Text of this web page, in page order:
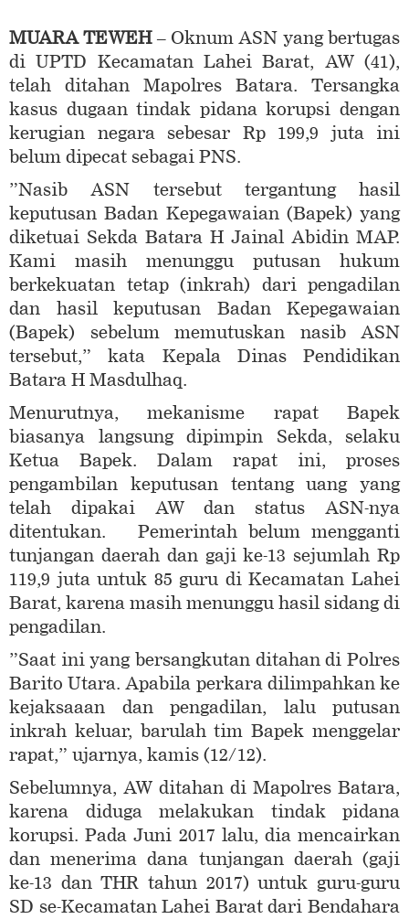
MUARA TEWEH– Oknum ASN yang bertugas
di UPTD Kecamatan Lahei Barat, AW (41),
telah ditahan Mapolres Batara. Tersangka
kasus dugaan tindak pidana korupsi dengan
kerugian negara sebesar Rp 199,9 juta ini
belum dipecat sebagai PNS.
”Nasib ASN tersebut tergantung hasil
keputusan Badan Kepegawaian (Bapek) yang
diketuai Sekda Batara H Jainal Abidin MAP.
Kami masih menunggu putusan hukum
berkekuatan tetap (inkrah) dari pengadilan
dan hasil keputusan Badan Kepegawaian
(Bapek) sebelum memutuskan nasib ASN
tersebut,” kata Kepala Dinas Pendidikan
Batara H Masdulhaq.
Menurutnya, mekanisme rapat Bapek
biasanya langsung dipimpin Sekda, selaku
Ketua Bapek. Dalam rapat ini, proses
pengambilan keputusan tentang uang yang
telah dipakai AW dan status ASN-nya
ditentukan. Pemerintah belum mengganti
tunjangan daerah dan gaji ke-13 sejumlah Rp
119,9 juta untuk 85 guru di Kecamatan Lahei
Barat, karena masih menunggu hasil sidang di
pengadilan.
”Saat ini yang bersangkutan ditahan di Polres
Barito Utara. Apabila perkara dilimpahkan ke
kejaksaaan dan pengadilan, lalu putusan
inkrah keluar, barulah tim Bapek menggelar
rapat,” ujarnya, kamis (12/12).
Sebelumnya, AW ditahan di Mapolres Batara,
karena diduga melakukan tindak pidana
korupsi. Pada Juni 2017 lalu, dia mencairkan
dan menerima dana tunjangan daerah (gaji
ke-13 dan THR tahun 2017) untuk guru-guru
SD se-Kecamatan Lahei Barat dari Bendahara